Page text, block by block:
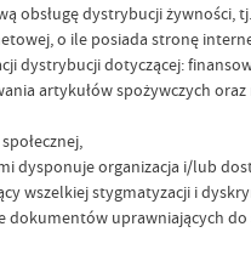
obsługę dystrybucji
o ile posiada stronę
dystrybucji dotyczącej:
artykułów spożywczych
dysponuje organizacja i/lub
wszelkiej stygmatyzacji i
uprawniających do